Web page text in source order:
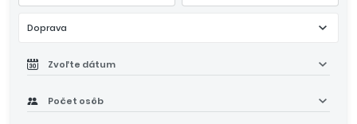
Doprava
Zvoľte dátum
Počet osôb